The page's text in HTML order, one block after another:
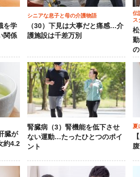
を学
関係
シニアな息子と母の介護物語
（30）下見は大事だと痛感…介
護施設は千差万別
伝
ス
臓が
約4.2
腎臓病（3）腎機能を低下させ
ない運動…たったひとつのポイ
ント
夏